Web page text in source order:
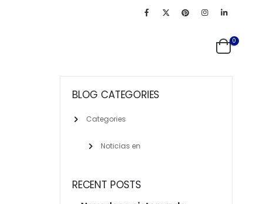
0
BLOG CATEGORIES
Categories
Noticias en
RECENT POSTS